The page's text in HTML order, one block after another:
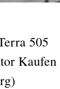
505
Kaufen